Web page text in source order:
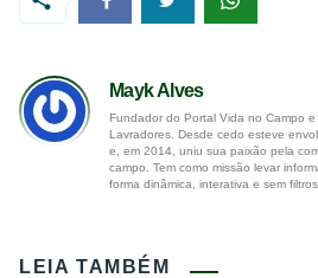
Mayk Alves
Fundador do Portal Vida no Campo
Lavradores. Desde cedo esteve
e, em 2014, uniu sua paixão pela
campo. Tem como missão levar
forma dinâmica, interativa e sem filtros.
LEIA TAMBÉM